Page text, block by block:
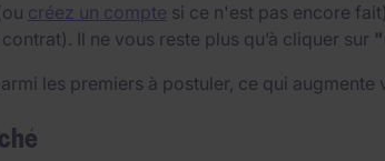
créez un compte si ce n'est pas encore
Il ne vous reste plus qu’à cliquer sur
les premiers à postuler, ce qui